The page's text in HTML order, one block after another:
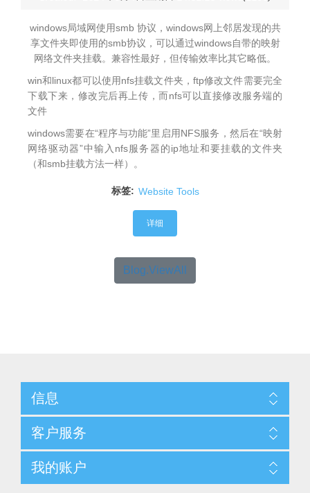
windows局域网使用smb 协议，windows网上邻居发现的共
享文件夹即使用的smb协议，可以通过windows自带的映射
网络文件夹挂载。兼容性最好，但传输效率比其它略低。
win和linux都可以使用nfs挂载文件夹，ftp修改文件需要完全
下载下来，修改完后再上传，而nfs可以直接修改服务端的
文件
windows需要在“程序与功能”里启用NFS服务，然后在“映射
网络驱动器”中输入nfs服务器的ip地址和要挂载的文件夹
（和smb挂载方法一样）。
标签: Website Tools
详细
Blog.ViewAll
信息
客户服务
我的账户